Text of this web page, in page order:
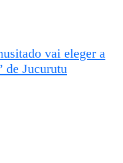
vai eleger a
de Jucurutu